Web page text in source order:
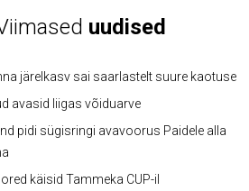
uudised
järelkasv sai saarlastelt suure kaotuse
avasid liigas võiduarve
pidi sügisringi avavoorus Paidele alla
käisid Tammeka CUP-il